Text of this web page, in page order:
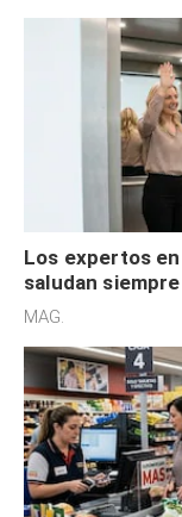
Los expertos
saludan
defensiva y
MAG.